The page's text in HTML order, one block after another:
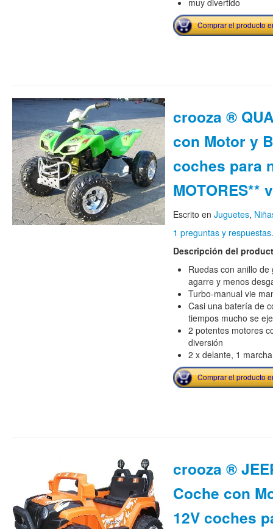
muy divertido
Comprar el producto
crooza ®
con Motor y
coches para
MOTORES**
Escrito en Juguetes,
1 preguntas y respuestas.
Descripción del
Ruedas con anillo
agarre y menos
Turbo-manual vie
Casi una batería de
tiempos mucho se
2 potentes motores
diversión
2 x delante, 1
Comprar el producto
crooza ®
Coche con
12V coches